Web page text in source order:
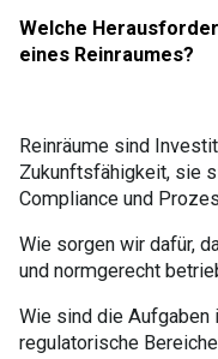
Welche
eines Reinraumes?
Reinräume sind
Zukunftsfähigkeit, sie
Compliance und
Wie sorgen wir dafür,
und normgerecht
Wie sind die Aufgaben
regulatorische